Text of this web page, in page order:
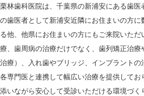
栗林歯科医院は、千葉県の新浦安にある歯
の歯医者として新浦安近隣にお住まいの方
る他、他県にお住まいの方にもご来院いた
療、歯周病の治療だけでなく、歯列矯正治
治療）、入れ歯やブリッジ、インプラント
各専門医と連携して幅広い治療を提供してお
添いながら安心して受診いただける環境づく